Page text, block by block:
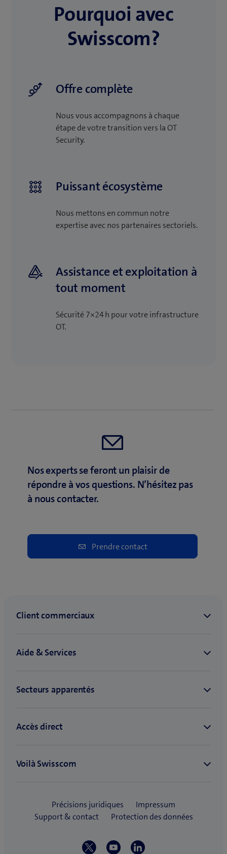
Pourquoi avec
Swisscom?
Offre complète
Nous vous accompagnons à chaque
étape de votre transition vers la OT
Security.
Puissant écosystème
Nous mettons en commun notre
expertise avec nos partenaires sectoriels.
Assistance et exploitation à
tout moment
Sécurité 7×24 h pour votre infrastructure
OT.
Nos experts se feront un plaisir de
répondre à vos questions. N’hésitez pas
à nous contacter.
Prendre contact